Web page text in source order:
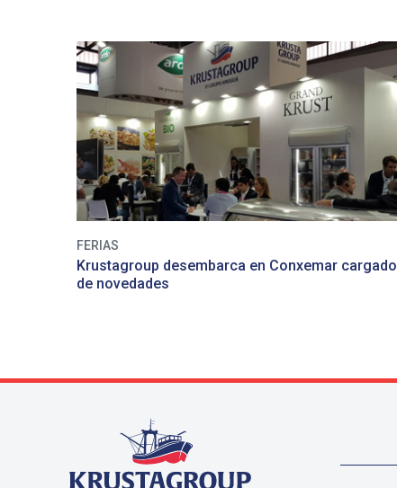
FERIAS
Krustagroup desembarca en Conxemar cargado
de novedades